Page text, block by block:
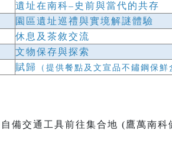
遺址在南科–史前與當代的共存
園區遺址巡禮與實境解謎體驗
休息及茶敘交流
文物保存與探索
賦歸 （提供餐點及文宣品不鏽鋼保鮮
備交通工具前往集合地 (鷹萬南